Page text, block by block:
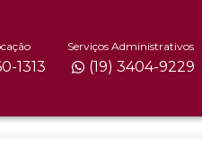
1313
Serviços Administrativos
(19) 3404-9229